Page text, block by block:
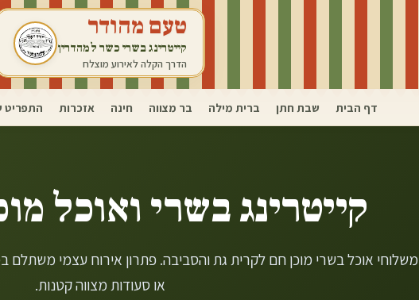
טעם מהודר
קייטרינג בשרי כשר למהדרין
הדרך הקלה לאירוע מוצלח
דף הבית שבת חתן ברית מילה בר מצווה חינה אזכרות התפריט
קייטרינג בשרי ואוכל
משלוחי אוכל בשרי מוכן חם לקרית גת והסביבה. פתרון אירוח עצמי משתלם
או סעודות מצווה קטנות.